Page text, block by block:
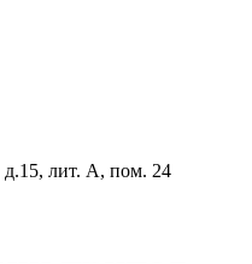
д.15, лит. А, пом. 24